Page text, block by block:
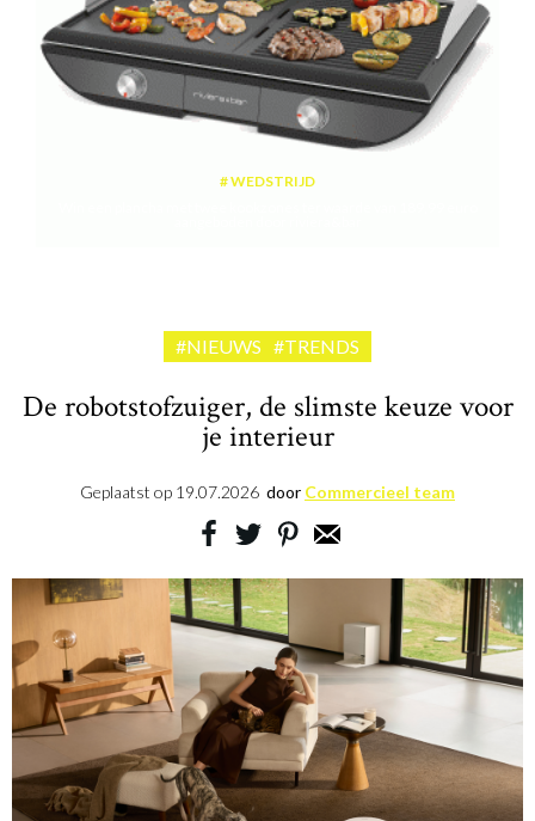
WEDSTRIJD
#NIEUWS #TRENDS
De robotstofzuiger, de slimste keuze voor
je interieur
Geplaatst op 19.07.2026 door Commercieel team